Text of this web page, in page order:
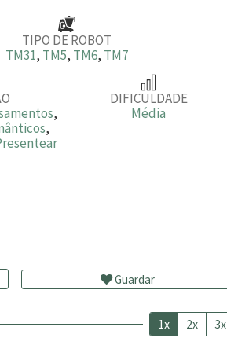
TIPO DE ROBOT
TM31, TM5, TM6, TM7
,
,
DIFICULDADE
Média
Guardar
1x 2x 3x